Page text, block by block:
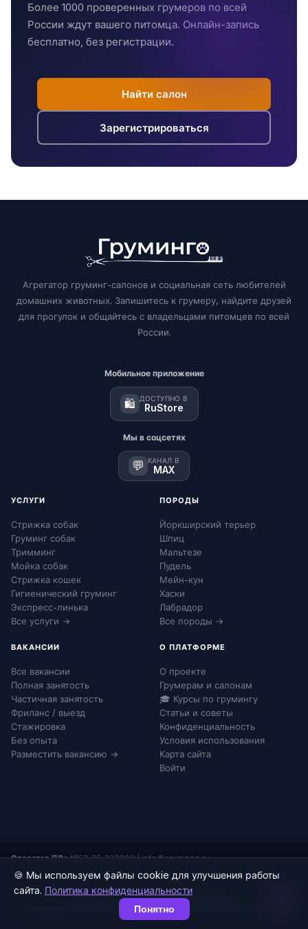
🍪 Мы используем файлы cookie для улучшения работы
сайта. Политика конфиденциальности
Понятно
Более 1000 проверенных грумеров по всей
России ждут вашего питомца. Онлайн-запись
бесплатно, без регистрации.
Найти салон
Зарегистрироваться
Агрегатор груминг-салонов и социальная сеть любителей
домашних животных. Запишитесь к грумеру, найдите друзей
для прогулок и общайтесь с владельцами питомцев по всей
России.
Мобильное приложение
🛍️ ДОСТУПНО В
RuStore
Мы в соцсетях
💬 КАНАЛ В
MAX
УСЛУГИ
Стрижка собак
Груминг собак
Тримминг
Мойка собак
Стрижка кошек
Гигиенический груминг
Экспресс-линька
Все услуги →
ПОРОДЫ
Йоркширский терьер
Шпиц
Мальтезе
Пудель
Мейн-кун
Хаски
Лабрадор
Все породы →
ВАКАНСИИ
Все вакансии
Полная занятость
Частичная занятость
Фриланс / выезд
Стажировка
Без опыта
Разместить вакансию →
О ПЛАТФОРМЕ
О проекте
Грумерам и салонам
🎓 Курсы по грумингу
Статьи и советы
Конфиденциальность
Условия использования
Карта сайта
Войти
Оператор ПДн:№52-25-232090|info@grumingo.ru
© 2026 Груминго. Все права защищены.
Согласие на ПДн